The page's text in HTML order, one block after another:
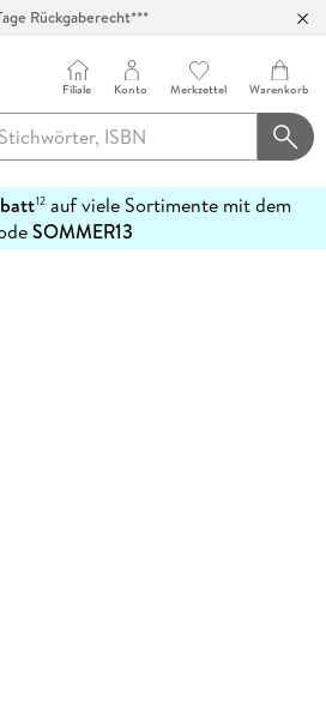
Rückgaberecht***
Filiale Konto Merkzettel Warenkorb
12auf viele Sortimente mit dem
SOMMER13